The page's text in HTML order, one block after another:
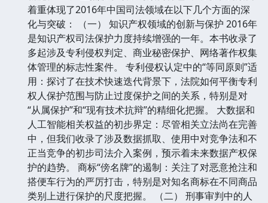
着重体现了2016年中国司法领域在以下几个方面的深
化与突破： （一） 知识产权领域的创新与保护 2016年
是知识产权司法保护力度持续增强的一年。本书收录了
多起涉及专利侵权判定、商业秘密保护、网络著作权集
体管理的标志性案件。 专利侵权认定中的“等同原则”适
用：探讨了在技术快速迭代背景下，法院如何平衡专利
权人保护范围与防止过度保护之间的关系，特别是对
“从属保护”和“现有技术抗辩”的精细化把握。 大数据和
人工智能相关权益的初步界定：尽管相关立法尚在完善
中，但我们收录了涉及数据抓取、使用中对竞争法和不
正当竞争的初步司法介入案例，预示着未来数据产权保
护的趋势。 商标“傍名牌”的遏制：关注了对恶意抢注和
搭便车行为的严厉打击，特别是对知名商标在不同商品
类别上进行保护的尺度把握。 （二） 刑事审判中的人